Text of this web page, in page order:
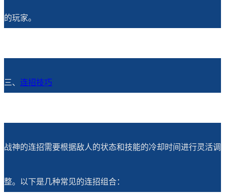
的玩家。
三、 连招技巧
战神的连招需要根据敌人的状态和技能的冷却时间进行灵活调
整。以下是几种常见的连招组合：